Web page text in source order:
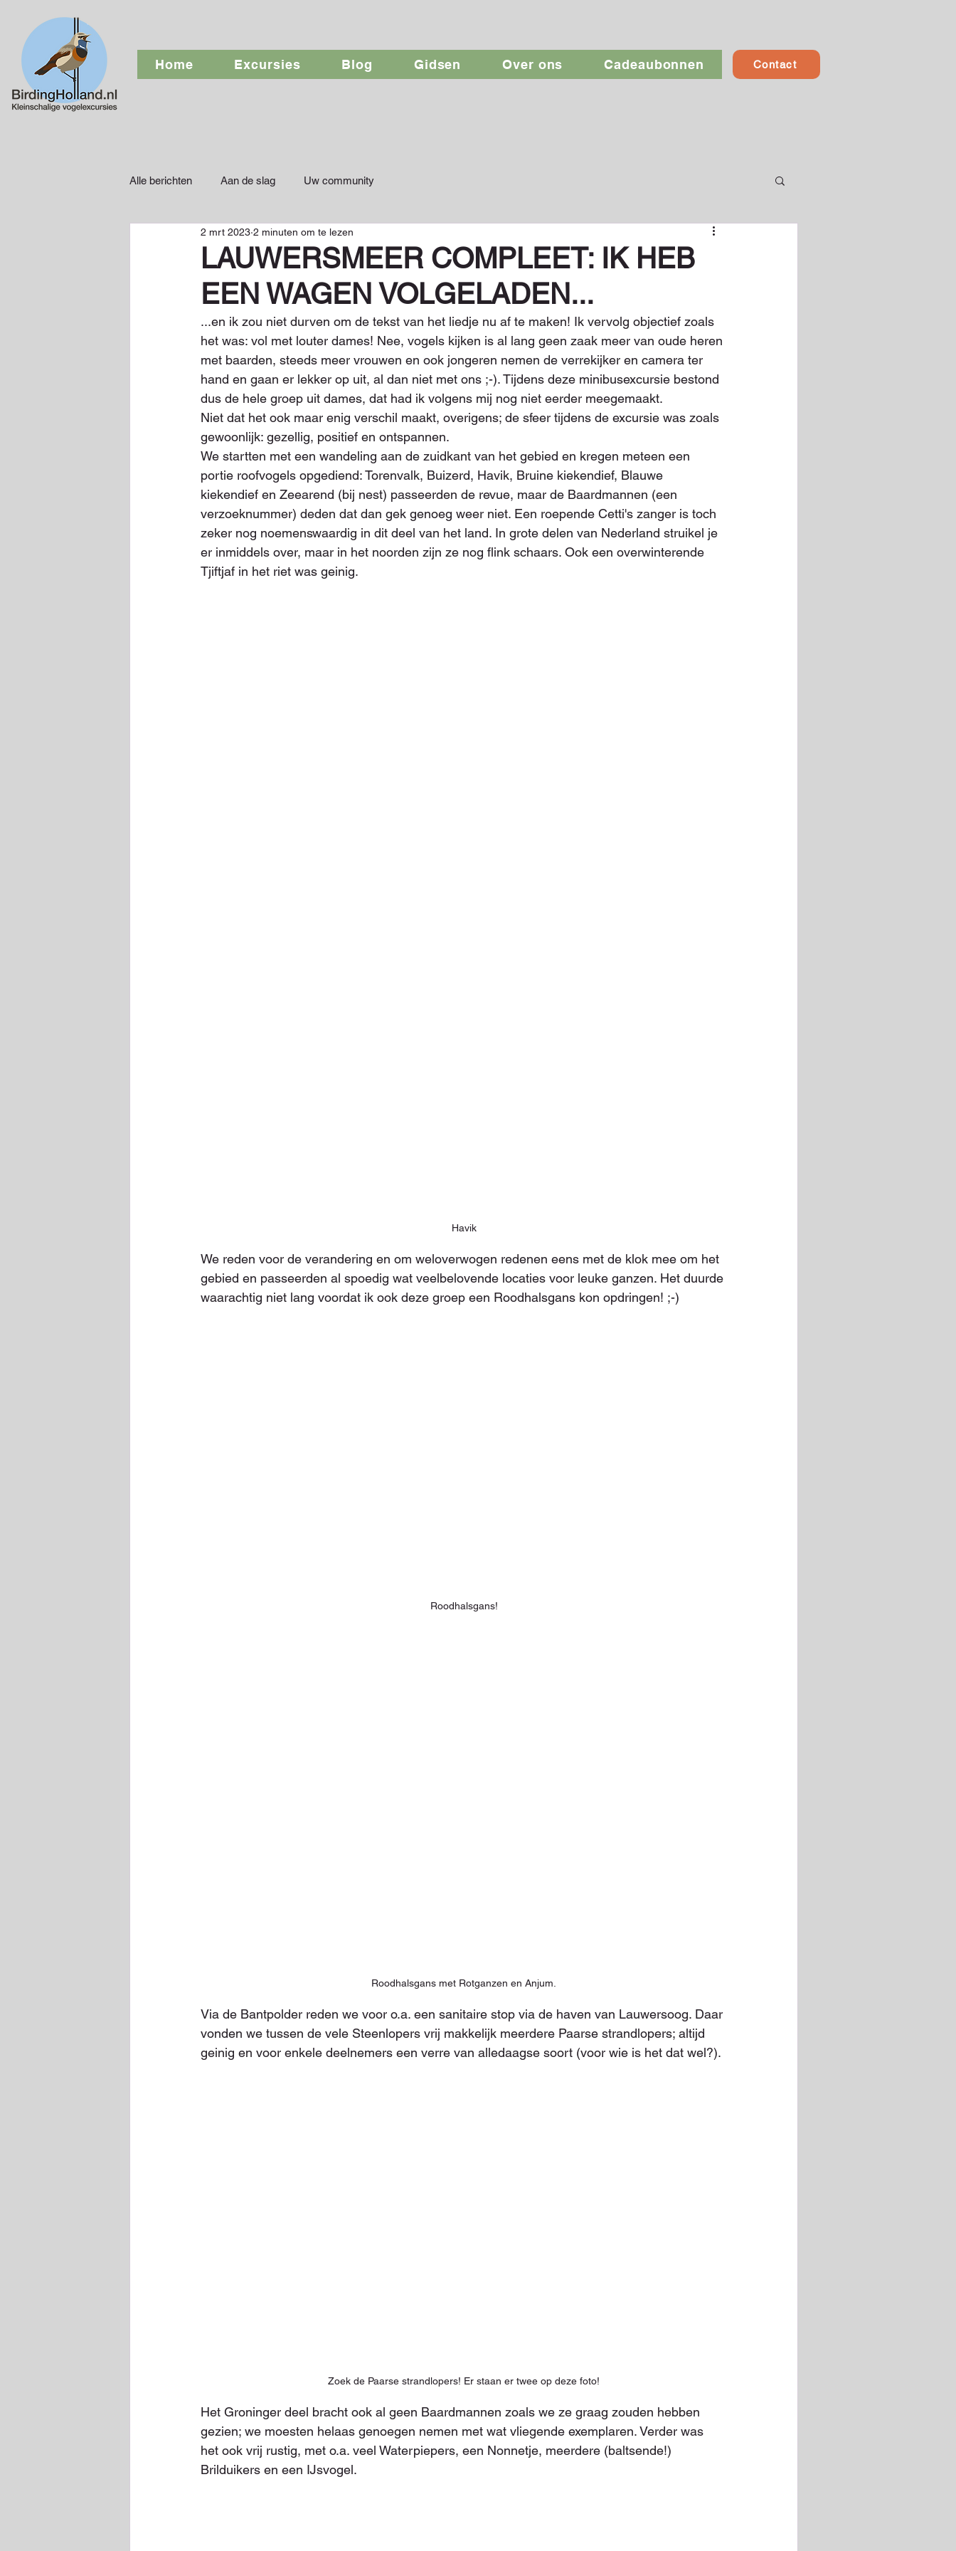
Home Excursies Blog Gidsen Over ons Cadeaubonnen Contact
Alle berichten Aan de slag Uw community
LAUWERSMEER COMPLEET: IK HEB
EEN WAGEN VOLGELADEN...
2 mrt 2023 2 minuten om te lezen
...en ik zou niet durven om de tekst van het liedje nu af te maken! Ik vervolg objectief zoals
het was: vol met louter dames! Nee, vogels kijken is al lang geen zaak meer van oude heren
met baarden, steeds meer vrouwen en ook jongeren nemen de verrekijker en camera ter
hand en gaan er lekker op uit, al dan niet met ons ;-). Tijdens deze minibusexcursie bestond
dus de hele groep uit dames, dat had ik volgens mij nog niet eerder meegemaakt.
Niet dat het ook maar enig verschil maakt, overigens; de sfeer tijdens de excursie was zoals
gewoonlijk: gezellig, positief en ontspannen.
We startten met een wandeling aan de zuidkant van het gebied en kregen meteen een
portie roofvogels opgediend: Torenvalk, Buizerd, Havik, Bruine kiekendief, Blauwe
kiekendief en Zeearend (bij nest) passeerden de revue, maar de Baardmannen (een
verzoeknummer) deden dat dan gek genoeg weer niet. Een roepende Cetti's zanger is toch
zeker nog noemenswaardig in dit deel van het land. In grote delen van Nederland struikel je
er inmiddels over, maar in het noorden zijn ze nog flink schaars. Ook een overwinterende
Tjiftjaf in het riet was geinig.
Havik
We reden voor de verandering en om weloverwogen redenen eens met de klok mee om het
gebied en passeerden al spoedig wat veelbelovende locaties voor leuke ganzen. Het duurde
waarachtig niet lang voordat ik ook deze groep een Roodhalsgans kon opdringen! ;-)
Roodhalsgans!
Roodhalsgans met Rotganzen en Anjum.
Via de Bantpolder reden we voor o.a. een sanitaire stop via de haven van Lauwersoog. Daar
vonden we tussen de vele Steenlopers vrij makkelijk meerdere Paarse strandlopers; altijd
geinig en voor enkele deelnemers een verre van alledaagse soort (voor wie is het dat wel?).
Zoek de Paarse strandlopers! Er staan er twee op deze foto!
Het Groninger deel bracht ook al geen Baardmannen zoals we ze graag zouden hebben
gezien; we moesten helaas genoegen nemen met wat vliegende exemplaren. Verder was
het ook vrij rustig, met o.a. veel Waterpiepers, een Nonnetje, meerdere (baltsende!)
Brilduikers en een IJsvogel.